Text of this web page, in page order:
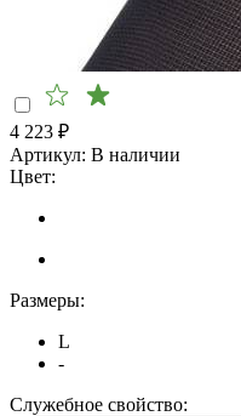
4 223 ₽
Артикул: В наличии
Цвет:
Размеры:
L
-
Служебное свойство: